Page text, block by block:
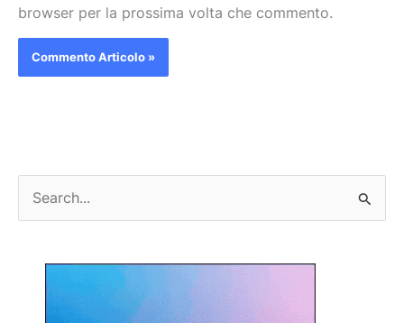
browser per la prossima volta che commento.